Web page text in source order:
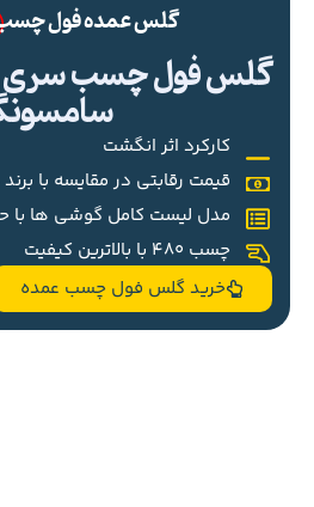
گلس عمده فول
گلس فول چسب سری
کارکرد اثر انگشت
قیمت رقابتی در مقایسه با
مدل لیست کامل گوشی ها با
چسب 480 با بالاترین کیفیت
خرید گلس فول چسب عمده